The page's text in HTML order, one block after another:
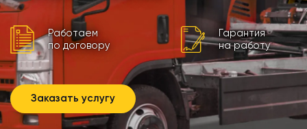
Работаем
по договору
Гарантия
на работу
Заказать услугу